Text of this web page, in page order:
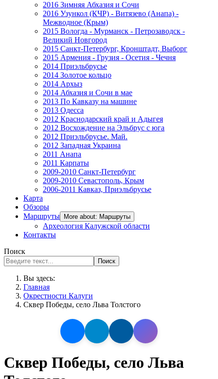
2016 Зимняя Абхазия и Сочи
2016 Узункол (КЧР) - Витязево (Анапа) -
Межводное (Крым)
2015 Вологда - Мурманск - Петрозаводск -
Великий Новгород
2015 Санкт-Петербург, Кронштадт, Выборг
2015 Армения - Грузия - Осетия - Чечня
2014 Приэльбрусье
2014 Золотое кольцо
2014 Архыз
2014 Абхазия и Сочи в мае
2013 По Кавказу на машине
2013 Одесса
2012 Краснодарский край и Адыгея
2012 Восхождение на Эльбрус с юга
2012 Приэльбрусье. Май.
2012 Западная Украина
2011 Анапа
2011 Карпаты
2009-2010 Санкт-Петербург
2009-2010 Севастополь, Крым
2006-2011 Кавказ, Приэльбрусье
Карта
Обзоры
Маршруты
More about: Маршруты
Археология Калужской области
Контакты
Поиск
Поиск
Вы здесь:
Главная
Окрестности Калуги
Сквер Победы, село Льва Толстого
Сквер Победы, село Льва